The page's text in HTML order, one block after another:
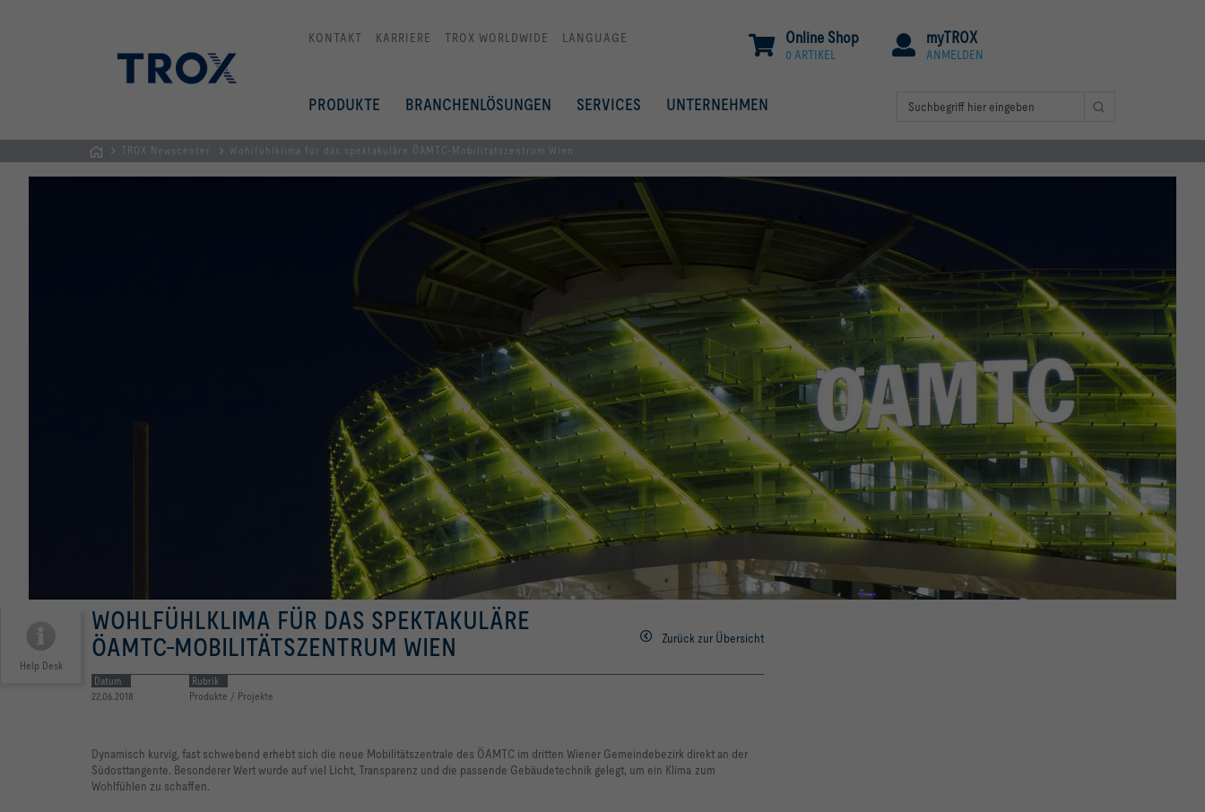
KONTAKT KARRIERE TROX WORLDWIDE LANGUAGE myTROX
ANMELDEN
Online Shop
0 ARTIKEL
PRODUKTE BRANCHENLÖSUNGEN SERVICES UNTERNEHMEN
TROX Newscenter Wohlfühlklima für das spektakuläre ÖAMTC-Mobilitätszentrum Wien
Help Desk
WOHLFÜHLKLIMA FÜR DAS SPEKTAKULÄRE
ÖAMTC-MOBILITÄTSZENTRUM WIEN
Zurück zur Übersicht
Datum
22.06.2018
Rubrik
Produkte / Projekte
Dynamisch kurvig, fast schwebend erhebt sich die neue Mobilitätszentrale des ÖAMTC im dritten Wiener Gemeindebezirk direkt an der
Südosttangente. Besonderer Wert wurde auf viel Licht, Transparenz und die passende Gebäudetechnik gelegt, um ein Klima zum
Wohlfühlen zu schaffen.